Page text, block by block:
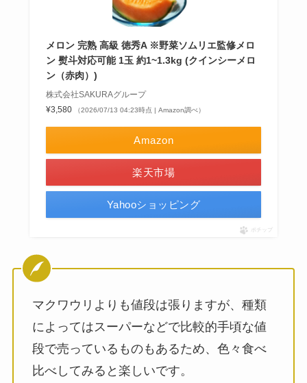
メロン 完熟 高級 徳秀A ※野菜ソムリエ監修メロ
ン 熨斗対応可能 1玉 約1~1.3kg (クインシーメロ
ン（赤肉）)
株式会社SAKURAグループ
¥3,580
（2026/07/13 04:23時点 | Amazon調べ）
Amazon
楽天市場
Yahooショッピング
ポチップ
マクワウリよりも値段は張りますが、種類
によってはスーパーなどで比較的手頃な値
段で売っているものもあるため、色々食べ
比べしてみると楽しいです。